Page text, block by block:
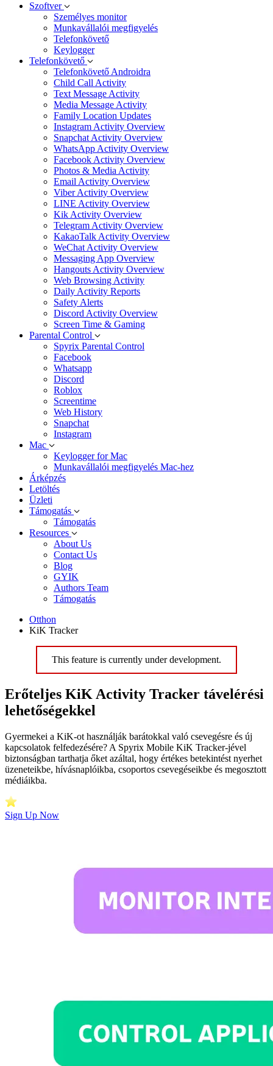
Szoftver
Személyes monitor
Munkavállalói megfigyelés
Telefonkövető
Keylogger
Telefonkövető
Telefonkövető Androidra
Child Call Activity
Text Message Activity
Media Message Activity
Family Location Updates
Instagram Activity Overview
Snapchat Activity Overview
WhatsApp Activity Overview
Facebook Activity Overview
Photos & Media Activity
Email Activity Overview
Viber Activity Overview
LINE Activity Overview
Kik Activity Overview
Telegram Activity Overview
KakaoTalk Activity Overview
WeChat Activity Overview
Messaging App Overview
Hangouts Activity Overview
Web Browsing Activity
Daily Activity Reports
Safety Alerts
Discord Activity Overview
Screen Time & Gaming
Parental Control
Spyrix Parental Control
Facebook
Whatsapp
Discord
Roblox
Screentime
Web History
Snapchat
Instagram
Mac
Keylogger for Mac
Munkavállalói megfigyelés Mac-hez
Árképzés
Letöltés
Üzleti
Támogatás
Támogatás
Resources
About Us
Contact Us
Blog
GYIK
Authors Team
Támogatás
Otthon
KiK Tracker
This feature is currently under development.
Erőteljes KiK Activity Tracker távelérési
lehetőségekkel
Gyermekei a KiK-ot használják barátokkal való csevegésre és új
kapcsolatok felfedezésére? A Spyrix Mobile KiK Tracker-jével
biztonságban tarthatja őket azáltal, hogy értékes betekintést nyerhet
üzeneteikbe, hívásnaplóikba, csoportos csevegéseikbe és megosztott
médiáikba.
Sign Up Now